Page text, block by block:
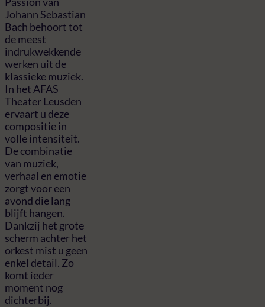
Johann Sebastian
Bach behoort tot
de meest
indrukwekkende
werken uit de
klassieke muziek.
In het AFAS
Theater Leusden
ervaart u deze
compositie in
volle intensiteit.
De combinatie
van muziek,
verhaal en emotie
zorgt voor een
avond die lang
blijft hangen.
Dankzij het grote
scherm achter het
orkest mist u geen
enkel detail. Zo
komt ieder
moment nog
dichterbij.